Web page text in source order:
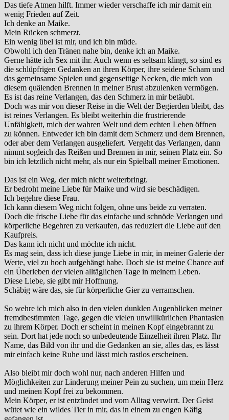
Das tiefe Atmen hilft. Immer wieder verschaffe ich mir damit ein
wenig Frieden auf Zeit.
Ich denke an Maike.
Mein Rücken schmerzt.
Ein wenig übel ist mir, und ich bin müde.
Obwohl ich den Tränen nahe bin, denke ich an Maike.
Gerne hätte ich Sex mit ihr. Auch wenn es seltsam klingt, so sind es
die schlüpfrigen Gedanken an ihren Körper, ihre seidene Scham und
das gemeinsame Spielen und gegenseitige Necken, die mich von
diesem quälenden Brennen in meiner Brust abzulenken vermögen.
Es ist das reine Verlangen, das den Schmerz in mir betäubt.
Doch was mir von dieser Reise in die Welt der Begierden bleibt, das
ist reines Verlangen. Es bleibt weiterhin die frustrierende
Unfähigkeit, mich der wahren Welt und dem echten Leben öffnen
zu können. Entweder ich bin damit dem Schmerz und dem Brennen,
oder aber dem Verlangen ausgeliefert. Vergeht das Verlangen, dann
nimmt sogleich das Reißen und Brennen in mir, seinen Platz ein. So
bin ich letztlich nicht mehr, als nur ein Spielball meiner Emotionen.
Das ist ein Weg, der mich nicht weiterbringt.
Er bedroht meine Liebe für Maike und wird sie beschädigen.
Ich begehre diese Frau.
Ich kann diesem Weg nicht folgen, ohne uns beide zu verraten.
Doch die frische Liebe für das einfache und schnöde Verlangen und
körperliche Begehren zu verkaufen, das reduziert die Liebe auf den
Kaufpreis.
Das kann ich nicht und möchte ich nicht.
Es mag sein, dass ich diese junge Liebe in mir, in meiner Galerie der
Werte, viel zu hoch aufgehängt habe. Doch sie ist meine Chance auf
ein Überleben der vielen alltäglichen Tage in meinem Leben.
Diese Liebe, sie gibt mir Hoffnung.
Schäbig wäre das, sie für körperliche Gier zu verramschen.
So wehre ich mich also in den vielen dunklen Augenblicken meiner
fremdbestimmten Tage, gegen die vielen unwillkürlichen Phantasien
zu ihrem Körper. Doch er scheint in meinen Kopf eingebrannt zu
sein. Dort hat jede noch so unbedeutende Einzelheit ihren Platz. Ihr
Name, das Bild von ihr und die Gedanken an sie, alles das, es lässt
mir einfach keine Ruhe und lässt mich rastlos erscheinen.
Also bleibt mir doch wohl nur, nach anderen Hilfen und
Möglichkeiten zur Linderung meiner Pein zu suchen, um mein Herz
und meinen Kopf frei zu bekommen.
Mein Körper, er ist entzündet und vom Alltag verwirrt. Der Geist
wütet wie ein wildes Tier in mir, das in einem zu engen Käfig